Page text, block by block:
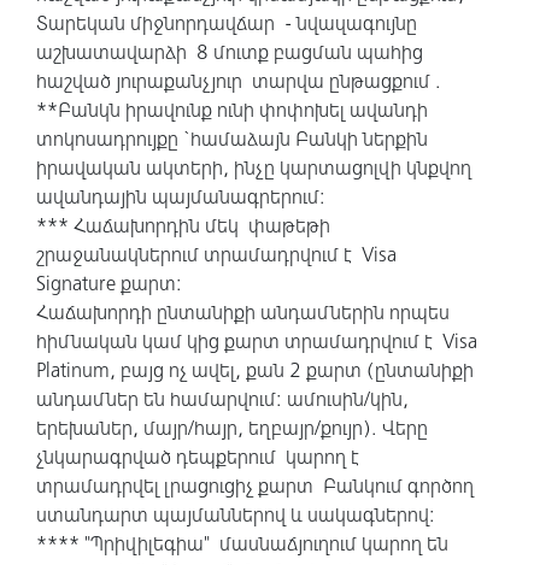
Տարեկան միջնորդավճար - նվազագույնը
աշխատավարձի 8 մուտք բացման պահից
հաշված յուրաքանչյուր տարվա ընթացքում .
**Բանկն իրավունք ունի փոփոխել ավանդի
տոկոսադրույքը `համաձայն Բանկի ներքին
իրավական ակտերի, ինչը կարտացոլվի կնքվող
ավանդային պայմանագրերում:
*** Հաճախորդին մեկ փաթեթի
շրաջանակներում տրամադրվում է Visa
Signature քարտ:
Հաճախորդի ընտանիքի անդամներին որպես
հիմնական կամ կից քարտ տրամադրվում է Visa
Platinum, բայց ոչ ավել, քան 2 քարտ (ընտանիքի
անդամներ են համարվում: ամուսին/կին,
երեխաներ, մայր/հայր, եղբայր/քույր). Վերը
չնկարագրված դեպքերում կարող է
տրամադրվել լրացուցիչ քարտ Բանկում գործող
ստանդարտ պայմաններով և սակագներով:
**** "Պրիվիլեգիա" մասնաճյուղում կարող են